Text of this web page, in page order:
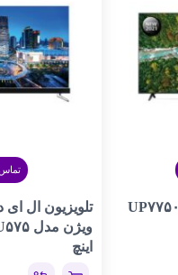
تلویزیون ال جی مدل UP۷۷۵۰
تماس
تلویزیون ال
اینچ